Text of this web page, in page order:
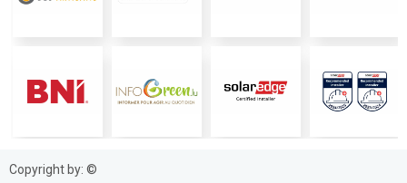
Copyright by: ©